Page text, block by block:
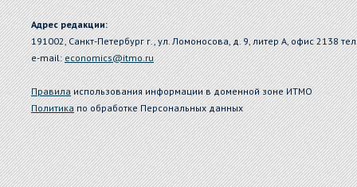
Адрес редакции:
191002, Санкт-Петербург г., ул. Ломоносова, д. 9, литер А, офис 2138
e-mail:economics@itmo.ru
Правилаиспользования информации в доменной зоне ИТМО
Политикапо обработке Персональных данных